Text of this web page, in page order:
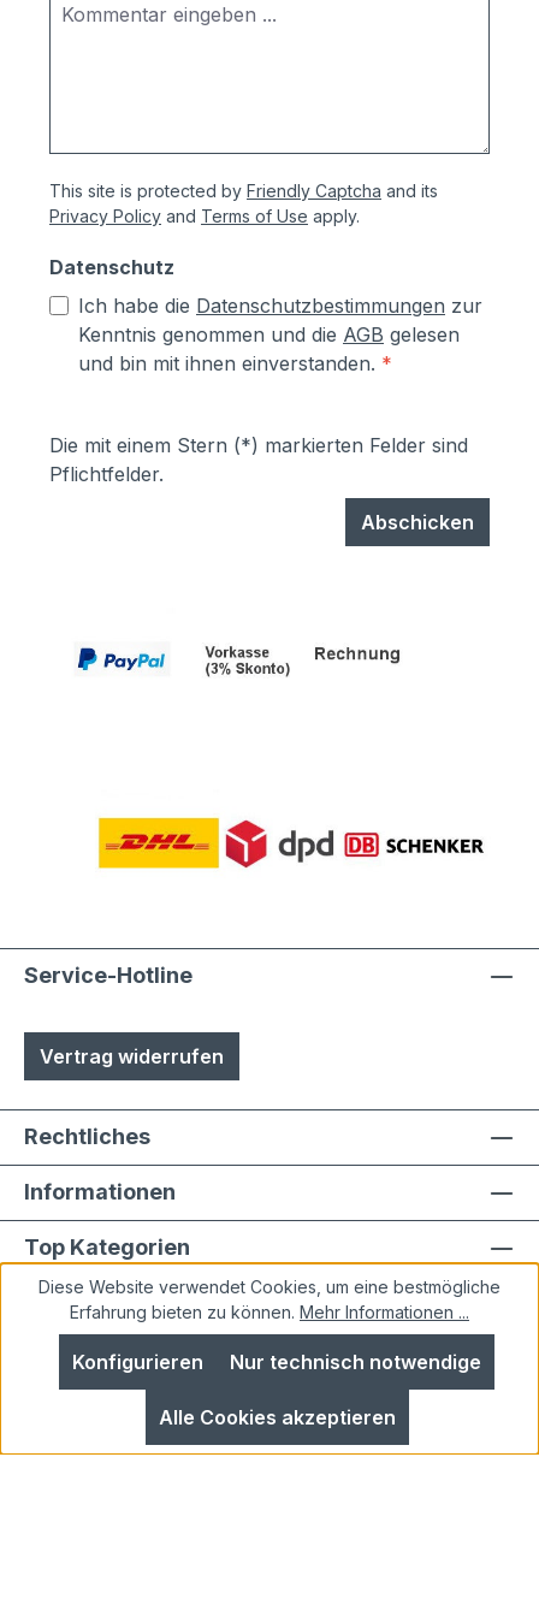
enthalten, da dies von der Beschaffenheit
Wetter geschützt ist, empfehlen wir, wenn
möglich, diesen nicht zur Wetterseite
This site is protected by Friendly Captcha and its
Privacy Policy and Terms of Use apply.
Datenschutz
Ich habe die Datenschutzbestimmungen zur
Kenntnis genommen und die AGB gelesen
und bin mit ihnen einverstanden. *
Die mit einem Stern (*) markierten Felder sind
Pflichtfelder.
Abschicken
Service-Hotline
Vertrag widerrufen
Rechtliches
Informationen
Top Kategorien
Alle Preise inkl. gesetzl. Mehrwertsteuer zzgl.
Versandkostenund ggf. Nachnahmegebühren, wenn
nicht anders angegeben.
Diese Website verwendet Cookies, um eine bestmögliche
Erfahrung bieten zu können. Mehr Informationen ...
Nur technisch notwendige
Konfigurieren
Alle Cookies akzeptieren